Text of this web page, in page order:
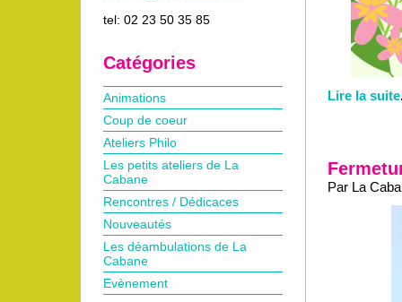
Lire la suite
Par La
tel: 02 23 50 35 85
Catégories
Animations
Coup de coeur
Ateliers Philo
Les petits ateliers de La
Cabane
Rencontres / Dédicaces
Nouveautés
Les déambulations de La
Cabane
Evènement